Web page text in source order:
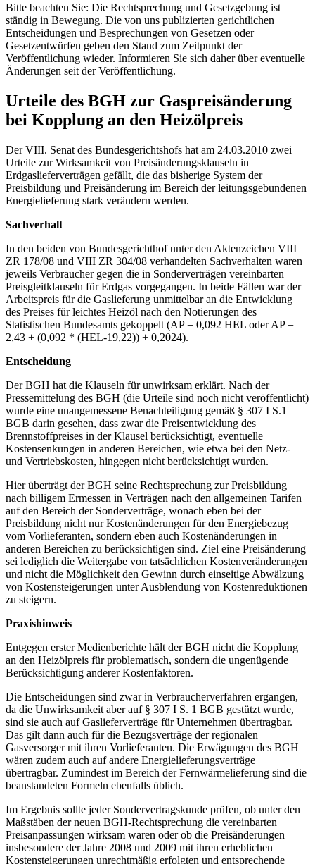
Bitte beachten Sie: Die Rechtsprechung und Gesetzgebung ist
ständig in Bewegung. Die von uns publizierten gerichtlichen
Entscheidungen und Besprechungen von Gesetzen oder
Gesetzentwürfen geben den Stand zum Zeitpunkt der
Veröffentlichung wieder. Informieren Sie sich daher über eventuelle
Änderungen seit der Veröffentlichung.
Urteile des BGH zur Gaspreisänderung
bei Kopplung an den Heizölpreis
Der VIII. Senat des Bundesgerichtshofs hat am 24.03.2010 zwei
Urteile zur Wirksamkeit von Preisänderungsklauseln in
Erdgaslieferverträgen gefällt, die das bisherige System der
Preisbildung und Preisänderung im Bereich der leitungsgebundenen
Energielieferung stark verändern werden.
Sachverhalt
In den beiden von Bundesgerichthof unter den Aktenzeichen VIII
ZR 178/08 und VIII ZR 304/08 verhandelten Sachverhalten waren
jeweils Verbraucher gegen die in Sonderverträgen vereinbarten
Preisgleitklauseln für Erdgas vorgegangen. In beide Fällen war der
Arbeitspreis für die Gaslieferung unmittelbar an die Entwicklung
des Preises für leichtes Heizöl nach den Notierungen des
Statistischen Bundesamts gekoppelt (AP = 0,092 HEL oder AP =
2,43 + (0,092 * (HEL-19,22)) + 0,2024).
Entscheidung
Der BGH hat die Klauseln für unwirksam erklärt. Nach der
Pressemittelung des BGH (die Urteile sind noch nicht veröffentlicht)
wurde eine unangemessene Benachteiligung gemäß § 307 I S.1
BGB darin gesehen, dass zwar die Preisentwicklung des
Brennstoffpreises in der Klausel berücksichtigt, eventuelle
Kostensenkungen in anderen Bereichen, wie etwa bei den Netz-
und Vertriebskosten, hingegen nicht berücksichtigt wurden.
Hier überträgt der BGH seine Rechtsprechung zur Preisbildung
nach billigem Ermessen in Verträgen nach den allgemeinen Tarifen
auf den Bereich der Sonderverträge, wonach eben bei der
Preisbildung nicht nur Kostenänderungen für den Energiebezug
vom Vorlieferanten, sondern eben auch Kostenänderungen in
anderen Bereichen zu berücksichtigen sind. Ziel eine Preisänderung
sei lediglich die Weitergabe von tatsächlichen Kostenveränderungen
und nicht die Möglichkeit den Gewinn durch einseitige Abwälzung
von Kostensteigerungen unter Ausblendung von Kostenreduktionen
zu steigern.
Praxishinweis
Entgegen erster Medienberichte hält der BGH nicht die Kopplung
an den Heizölpreis für problematisch, sondern die ungenügende
Berücksichtigung anderer Kostenfaktoren.
Die Entscheidungen sind zwar in Verbraucherverfahren ergangen,
da die Unwirksamkeit aber auf § 307 I S. 1 BGB gestützt wurde,
sind sie auch auf Gaslieferverträge für Unternehmen übertragbar.
Das gilt dann auch für die Bezugsverträge der regionalen
Gasversorger mit ihren Vorlieferanten. Die Erwägungen des BGH
wären zudem auch auf andere Energielieferungsverträge
übertragbar. Zumindest im Bereich der Fernwärmelieferung sind die
beanstandeten Formeln ebenfalls üblich.
Im Ergebnis sollte jeder Sondervertragskunde prüfen, ob unter den
Maßstäben der neuen BGH-Rechtsprechung die vereinbarten
Preisanpassungen wirksam waren oder ob die Preisänderungen
insbesondere der Jahre 2008 und 2009 mit ihren erheblichen
Kostensteigerungen unrechtmäßig erfolgten und entsprechende